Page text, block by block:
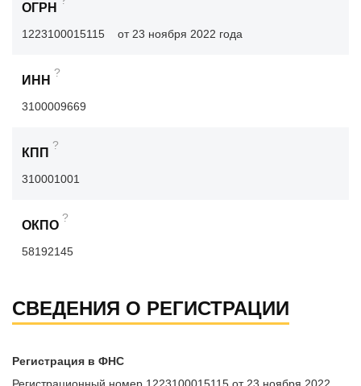
ОГРН
1223100015115 от 23 ноября 2022 года
ИНН
?
3100009669
КПП
?
310001001
ОКПО
?
58192145
СВЕДЕНИЯ О РЕГИСТРАЦИИ
Регистрация в ФНС
Регистрационный номер 1223100015115 от 23 ноября 2022